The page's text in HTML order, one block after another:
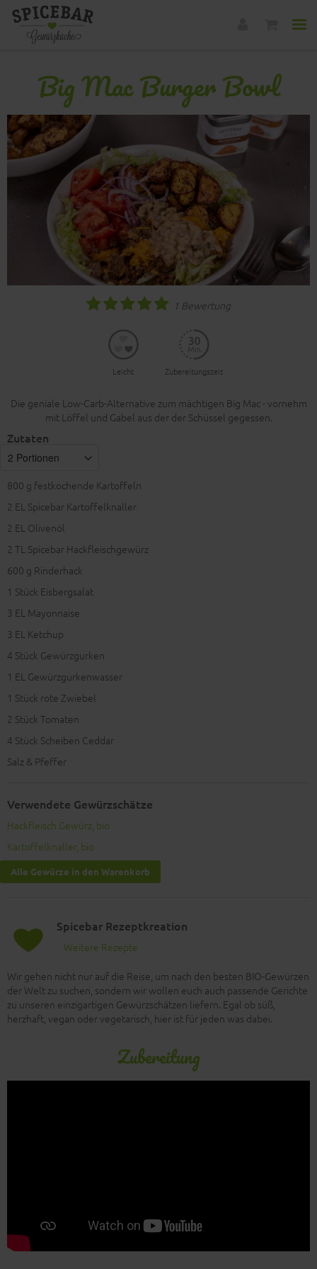
Big Mac Burger Bowl
1 Bewertung
Leicht Zubereitungszeit
Die geniale Low-Carb-Alternative zum mächtigen Big Mac - vornehm
mit Löffel und Gabel aus der der Schüssel gegessen.
Zutaten
800 g festkochende Kartoffeln
2 EL Spicebar Kartoffelknaller
2 EL Olivenöl
2 TL Spicebar Hackfleischgewürz
600 g Rinderhack
1 Stück Eisbergsalat
3 EL Mayonnaise
3 EL Ketchup
4 Stück Gewürzgurken
1 EL Gewürzgurkenwasser
1 Stück rote Zwiebel
2 Stück Tomaten
4 Stück Scheiben Ceddar
Salz & Pfeffer
Verwendete Gewürzschätze
Hackfleisch Gewürz, bio
Kartoffelknaller, bio
Alle Gewürze in den Warenkorb
Spicebar Rezeptkreation
Weitere Rezepte
Wir gehen nicht nur auf die Reise, um nach den besten BIO-Gewürzen
der Welt zu suchen, sondern wir wollen euch auch passende Gerichte
zu unseren einzigartigen Gewürzschätzen liefern. Egal ob süß,
herzhaft, vegan oder vegetarisch, hier ist für jeden was dabei.
Zubereitung